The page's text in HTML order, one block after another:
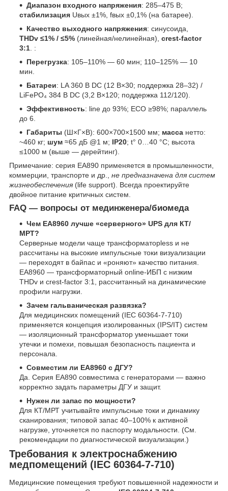
Диапазон входного напряжения: 285–475 В;
стабилизация Uвых ±1%, fвых ±0,1% (на батарее).
Качество выходного напряжения: синусоида,
THDv ≤1% / ≤5% (линейная/нелинейная), crest-factor
3:1 . :
Перегрузка: 105–110% — 60 мин; 110–125% — 10
мин.
Батареи: LA 360 В DC (12 В×30; поддержка 28–32) /
LiFePO₄ 384 В DC (3,2 В×120; поддержка 112/120).
Эффективность: line до 93%; ECO ≥98%; параллель
до 6.
Габариты (Ш×Г×В): 600×700×1500 мм; масса нетто:
~460 кг; шум ≈65 дБ @1 м; IP20; t° 0…40 °C; высота
≤1000 м (выше — дерейтинг).
Примечание: серия EA890 применяется в промышленности,
коммерции, транспорте и др., не предназначена для систем
жизнеобеспечения (life support). Всегда проектируйте
двойное питание критичных систем.
FAQ — вопросы от мединженера/биомеда
Чем EA8960 лучше «серверного» UPS для КТ/
МРТ?
Серверные модели чаще трансформаторless и не
рассчитаны на высокие импульсные токи визуализации
— переходят в байпас и «роняют» качество питания.
EA8960 — трансформаторный online-ИБП с низким
THDv и crest-factor 3:1, рассчитанный на динамические
профили нагрузки.
Зачем гальваническая развязка?
Для медицинских помещений (IEC 60364-7-710)
применяется концепция изолированных (IPS/IT) систем
— изоляционный трансформатор уменьшает токи
утечки и помехи, повышая безопасность пациента и
персонала.
Совместим ли EA8960 с ДГУ?
Да. Серия EA890 совместима с генераторами — важно
корректно задать параметры ДГУ и защит.
Нужен ли запас по мощности?
Для КТ/МРТ учитывайте импульсные токи и динамику
сканирования; типовой запас 40–100% к активной
нагрузке, уточняется по паспорту модальности. (См.
рекомендации по диагностической визуализации.)
Требования к электроснабжению
медпомещений (IEC 60364-7-710)
Медицинские помещения требуют повышенной надежности и